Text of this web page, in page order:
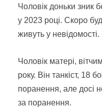
Чоловік доньки зник
у 2023 році. Скоро
живуть у невідомості.
Чоловік матері,
року. Він танкіст, 18
поранення, але досі
за поранення.